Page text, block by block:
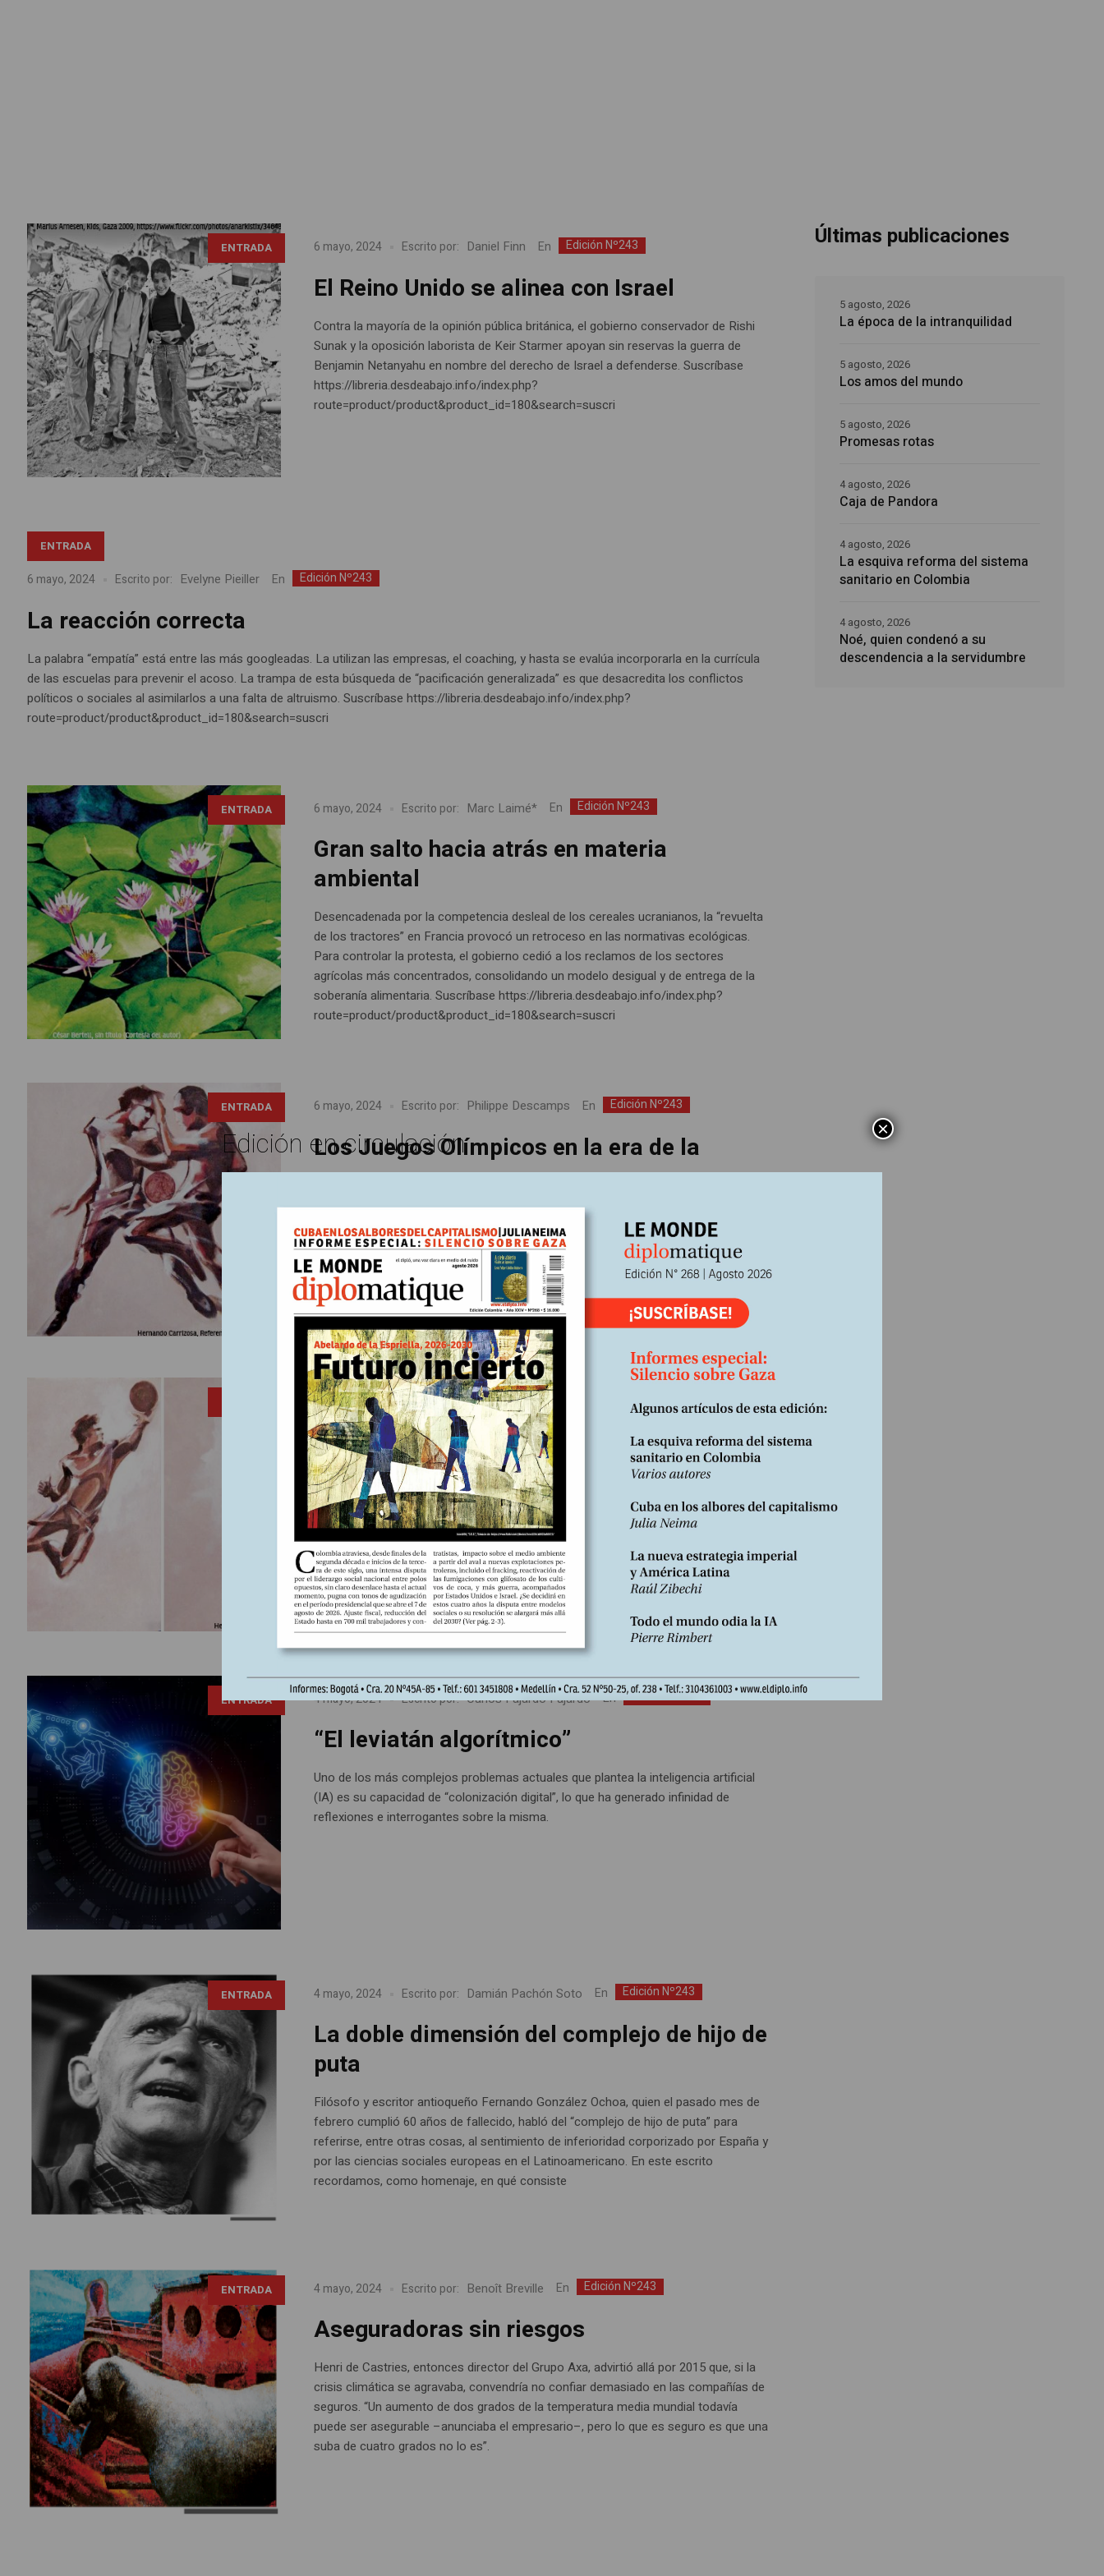
ENTRADA 6 mayo, 2024 Escrito por: Daniel Finn En Edición Nº243
El Reino Unido se alinea con Israel
Contra la mayoría de la opinión pública británica, el gobierno conservador de Rishi
Sunak y la oposición laborista de Keir Starmer apoyan sin reservas la guerra de
Benjamin Netanyahu en nombre del derecho de Israel a defenderse. Suscríbase
https://libreria.desdeabajo.info/index.php?
route=product/product&product_id=180&search=suscri
ENTRADA
6 mayo, 2024 Escrito por: Evelyne Pieiller En Edición Nº243
La reacción correcta
La palabra “empatía” está entre las más googleadas. La utilizan las empresas, el coaching, y hasta se evalúa incorporarla en la currícula
de las escuelas para prevenir el acoso. La trampa de esta búsqueda de “pacificación generalizada” es que desacredita los conflictos
políticos o sociales al asimilarlos a una falta de altruismo. Suscríbase https://libreria.desdeabajo.info/index.php?
route=product/product&product_id=180&search=suscri
ENTRADA 6 mayo, 2024 Escrito por: Marc Laimé* En Edición Nº243
Gran salto hacia atrás en materia
ambiental
Desencadenada por la competencia desleal de los cereales ucranianos, la “revuelta
de los tractores” en Francia provocó un retroceso en las normativas ecológicas.
Para controlar la protesta, el gobierno cedió a los reclamos de los sectores
agrícolas más concentrados, consolidando un modelo desigual y de entrega de la
soberanía alimentaria. Suscríbase https://libreria.desdeabajo.info/index.php?
route=product/product&product_id=180&search=suscri
ENTRADA 6 mayo, 2024 Escrito por: Philippe Descamps En Edición Nº243
Los Juegos Olímpicos en la era de la
pereza
Como espectáculo total, los Juegos Olímpicos ocupan un lugar destacado en el
imaginario colectivo que se forja a partir de un abordaje mediático consensuado. Sin
embargo, la retórica exagerada apenas esconde la lista de compromisos no
cumplidos: el dinero pulverizó el amateurismo en todas las disciplinas; las sanciones
discrecionales –contra Rusia, pero no contra Israel–...
6 mayo, 2024 Escrito por: Margot Hemmerich Edición Nº243
Juegos Olímpicos responsables: un trabajo
inconcluso
Los organizadores han manifestado su ambición de preparar los primeros Juegos
Olímpicos sostenibles, inclusivos y solidarios. En Sena-Saint Denis, donde se está
construyendo gran parte de las instalaciones, ya se ve la realización, pero también
los límites, de estas promesas en cuanto a condiciones de trabajo y beneficios
económicos y sociales. Suscríbase https://libreria.desdeabajo.info/index.php?
route=product/product&product_id=180&search=suscri
ENTRADA 4 mayo, 2024 Escrito por: Carlos Fajardo Fajardo En Edición Nº243
“El leviatán algorítmico”
Uno de los más complejos problemas actuales que plantea la inteligencia artificial
(IA) es su capacidad de “colonización digital”, lo que ha generado infinidad de
reflexiones e interrogantes sobre la misma.
ENTRADA 4 mayo, 2024 Escrito por: Damián Pachón Soto En Edición Nº243
La doble dimensión del complejo de hijo de
puta
Filósofo y escritor antioqueño Fernando González Ochoa, quien el pasado mes de
febrero cumplió 60 años de fallecido, habló del “complejo de hijo de puta” para
referirse, entre otras cosas, al sentimiento de inferioridad corporizado por España y
por las ciencias sociales europeas en el Latinoamericano. En este escrito
recordamos, como homenaje, en qué consiste
ENTRADA 4 mayo, 2024 Escrito por: Benoît Breville En Edición Nº243
Aseguradoras sin riesgos
Henri de Castries, entonces director del Grupo Axa, advirtió allá por 2015 que, si la
crisis climática se agravaba, convendría no confiar demasiado en las compañías de
seguros. “Un aumento de dos grados de la temperatura media mundial todavía
puede ser asegurable –anunciaba el empresario–, pero lo que es seguro es que una
suba de cuatro grados no lo es”.
Últimas publicaciones
La época de la intranquilidad
5 agosto, 2026
Los amos del mundo
5 agosto, 2026
Promesas rotas
5 agosto, 2026
Caja de Pandora
4 agosto, 2026
La esquiva reforma del sistema
sanitario en Colombia
4 agosto, 2026
Noé, quien condenó a su
descendencia a la servidumbre
4 agosto, 2026
Edición en circulación ×